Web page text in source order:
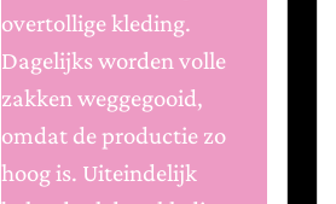
overtollige kleding.
Dagelijks worden volle
zakken weggegooid,
omdat de productie zo
hoog is. Uiteindelijk